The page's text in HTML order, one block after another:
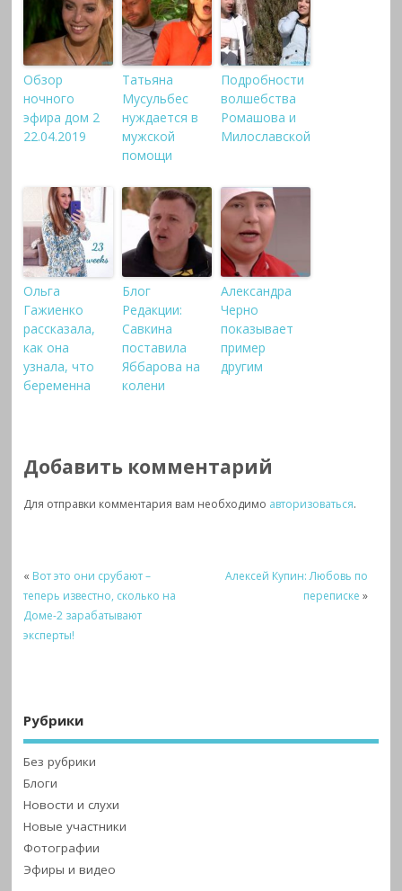
Обзор
ночного
эфира дом 2
22.04.2019
Татьяна
Мусульбес
нуждается в
мужской
помощи
Подробности
волшебства
Ромашова и
Милославской
Ольга
Гажиенко
рассказала,
как она
узнала, что
беременна
Блог
Редакции:
Савкина
поставила
Яббарова на
колени
Александра
Черно
показывает
пример
другим
Добавить комментарий
Для отправки комментария вам необходимо авторизоваться.
« Вот это они срубают –
теперь известно, сколько на
Доме-2 зарабатывают
эксперты!
Алексей Купин: Любовь по
переписке »
Рубрики
Без рубрики
Блоги
Новости и слухи
Новые участники
Фотографии
Эфиры и видео